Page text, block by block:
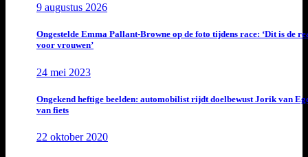
9 augustus 2026
Ongestelde Emma Pallant-Browne op de foto tijdens race: ‘Dit is de
voor vrouwen’
24 mei 2023
Ongekend heftige beelden: automobilist rijdt doelbewust Jorik van
van fiets
22 oktober 2020